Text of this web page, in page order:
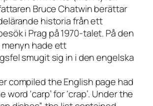
Bruce Chatwin berättar
historia från ett
i Prag på 1970-talet. På den
hade ett
smugit sig in i den engelska
compiled the English page had
word ‘carp’ for ‘crap’. Under the